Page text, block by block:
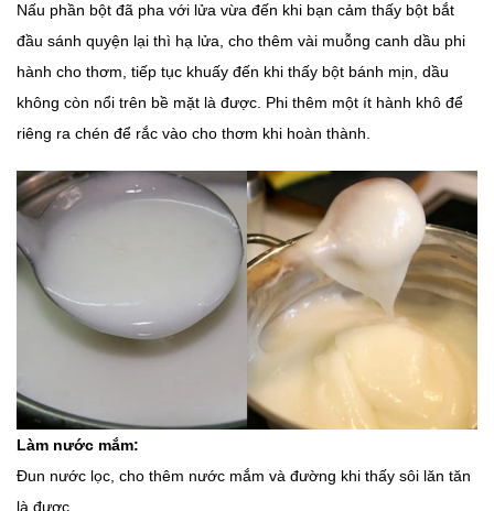
Nấu phần bột đã pha với lửa vừa đến khi bạn cảm thấy bột bắt
đầu sánh quyện lại thì hạ lửa, cho thêm vài muỗng canh dầu phi
hành cho thơm, tiếp tục khuấy đến khi thấy bột bánh mịn, dầu
không còn nổi trên bề mặt là được. Phi thêm một ít hành khô để
riêng ra chén để rắc vào cho thơm khi hoàn thành.
Làm nước mắm:
Đun nước lọc, cho thêm nước mắm và đường khi thấy sôi lăn tăn
là được